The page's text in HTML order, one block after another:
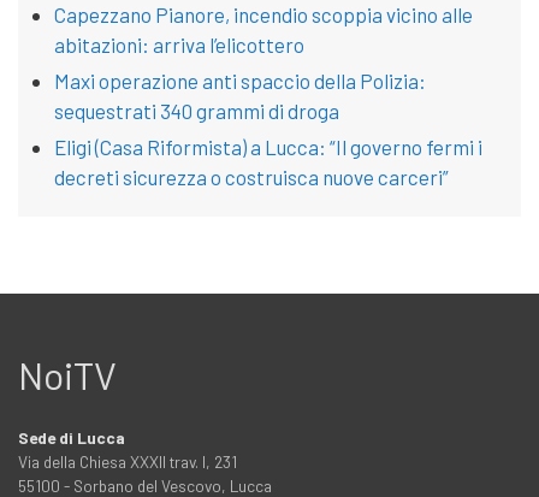
Capezzano Pianore, incendio scoppia vicino alle
abitazioni: arriva l’elicottero
Maxi operazione anti spaccio della Polizia:
sequestrati 340 grammi di droga
Eligi (Casa Riformista) a Lucca: “Il governo fermi i
decreti sicurezza o costruisca nuove carceri”
NoiTV
Sede di Lucca
Via della Chiesa XXXII trav. I, 231
55100 - Sorbano del Vescovo, Lucca